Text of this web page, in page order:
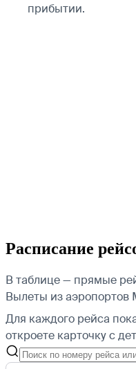
прибытии.
Расписание
В таблице — прямые
Вылеты из
Для каждого рейса
откроете карточку с